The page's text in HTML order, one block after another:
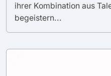
ihrer Kombination aus
begeistern...